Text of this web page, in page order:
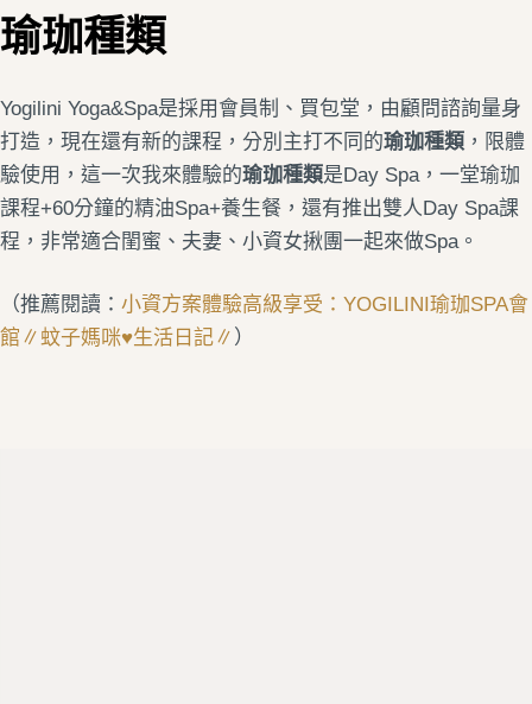
瑜珈種類
Yogilini Yoga&Spa是採用會員制、買包堂，由顧問諮詢量身
打造，現在還有新的課程，分別主打不同的瑜珈種類 ，限體
驗使用，這一次我來體驗的瑜珈種類是Day Spa，一堂瑜珈
課程+60分鐘的精油Spa+養生餐，還有推出雙人Day Spa課
程，非常適合閨蜜、夫妻、小資女揪團一起來做Spa。
（推薦閱讀： 小資方案體驗高級享受：YOGILINI瑜珈SPA會
館∥蚊子媽咪♥生活日記∥ ）